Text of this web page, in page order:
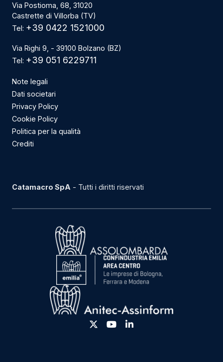
Via Postioma, 68, 31020
Castrette di Villorba (TV)
Tel: +39 0422 1521000
Via Righi 9, - 39100 Bolzano (BZ)
Tel: +39 051 6229711
Note legali
Dati societari
Privacy Policy
Cookie Policy
Politica per la qualità
Crediti
Catamacro SpA - Tutti i diritti riservati